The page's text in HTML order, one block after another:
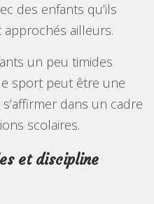
des enfants qu’ils
approchés ailleurs.
un peu timides
sport peut être une
dans un cadre
scolaires.
et discipline